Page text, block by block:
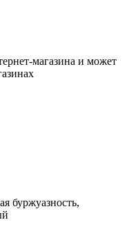
магазина и может
буржуазность,